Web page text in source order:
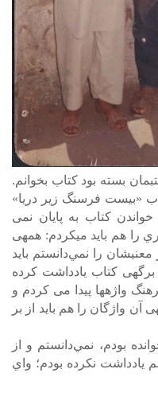
بسته بود كتاب بخوانم.
«بیست فرسنگ زیر دریا»
کتاب به پایان نمی
را هم باید می­کردم: همه­ی
را نمي‌دانستم بايد
برگه­ی کتاب يادداشت کرده
واژه­ها پيدا می کردم و
واژگان را هم باید از بر
بودم، نمي‌دانستم و از
يادداشت نكرده بودم؛ واي